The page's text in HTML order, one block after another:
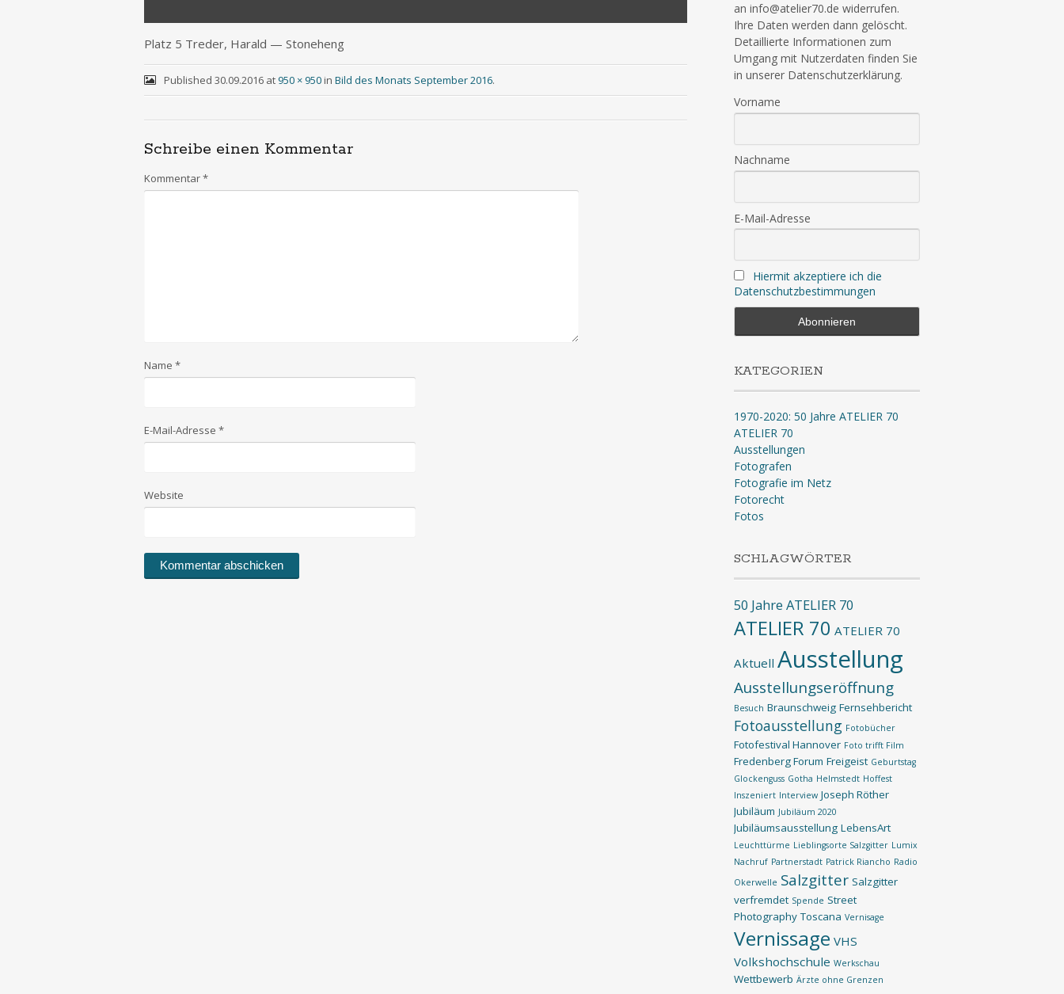
Platz 5 Tre­der, Harald — Stoneheng
Published 30.09.2016at950 × 950in Bild des Monats September 2016.
Schreibe einen Kommentar
Kommentar*
Name *
E-Mail-Adresse *
Website
an info@atelier70.de widerrufen.
Ihre Daten werden dann gelöscht.
Detaillierte Informationen zum
Umgang mit Nutzerdaten finden Sie
in unserer Datenschutzerklärung.
Vorname
Nachname
E-Mail-Adresse
Hiermit akzeptiere ich die
Datenschutzbestimmungen
KATEGORIEN
1970-2020: 50 Jahre ATELIER 70
ATELIER 70
Ausstellungen
Fotografen
Fotografie im Netz
Fotorecht
Fotos
SCHLAGWÖRTER
50 Jahre ATELIER 70
ATELIER 70 ATELIER 70
Aktuell Ausstellung
Ausstellungseröffnung
Besuch Braunschweig Fernsehbericht
Fotoausstellung Fotobücher
Fotofestival Hannover Foto trifft Film
Fredenberg Forum Freigeist Geburtstag
Glockenguss Gotha Helmstedt Hoffest
Inszeniert Interview Joseph Röther
Jubiläum Jubiläum 2020
Jubiläumsausstellung LebensArt
Leuchttürme Lieblingsorte Salzgitter Lumix
Nachruf Partnerstadt Patrick Riancho Radio
Okerwelle Salzgitter Salzgitter
verfremdet Spende Street
Photography Toscana Vernisage
Vernissage VHS
Volkshochschule Werkschau
Wettbewerb Ärzte ohne Grenzen